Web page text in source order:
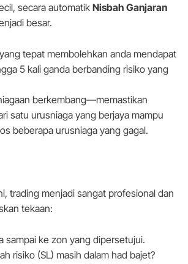
secara automatik Nisbah Ganjaran
besar.
tepat membolehkan anda mendapat
5 kali ganda berbanding risiko yang
berkembang—memastikan
satu urusniaga yang berjaya mampu
beberapa urusniaga yang gagal.
trading menjadi sangat profesional dan
tekaan:
sampai ke zon yang dipersetujui.
risiko (SL) masih dalam had bajet?